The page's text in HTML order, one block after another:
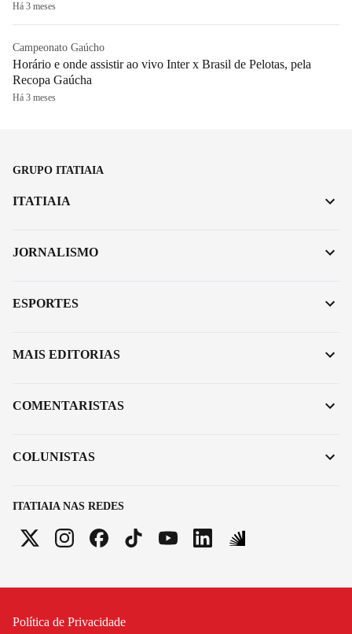
Há 3 meses
Campeonato Gaúcho
Horário e onde assistir ao vivo Inter x Brasil de Pelotas, pela
Recopa Gaúcha
Há 3 meses
GRUPO ITATIAIA
ITATIAIA NAS REDES
ITATIAIA
JORNALISMO
ESPORTES
MAIS EDITORIAS
COMENTARISTAS
COLUNISTAS
Política de Privacidade